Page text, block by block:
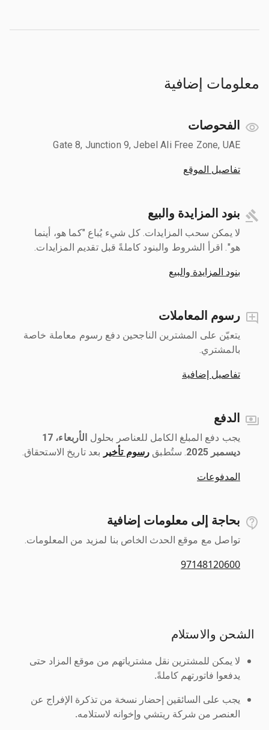
معلومات إضافية
الفحوصات
Gate 8, Junction 9, Jebel Ali Free Zone, UAE
تفاصيل الموقع
بنود المزايدة والبيع
لا يمكن سحب المزايدات. كل شيء يُباع "كما هو، أينما
هو". اقرأ الشروط والبنود كاملةً قبل تقديم المزايدات.
بنود المزايدة والبيع
رسوم المعاملات
يتعيّن على المشترين الناجحين دفع رسوم معاملة خاصة
بالمشتري.
تفاصيل إضافية
الدفع
يجب دفع المبلغ الكامل للعناصر بحلول ‎
الأربعاء، 17
ديسمبر 2025
‎. ستُطبق رسوم تأخير بعد تاريخ الاستحقاق.
المدفوعات
بحاجة إلى معلومات إضافية
تواصل مع موقع الحدث الخاص بنا لمزيد من المعلومات.
97148120600
الشحن والاستلام
لا يمكن للمشترين نقل مشترياتهم من موقع المزاد حتى
يدفعوا فاتورتهم كاملةً.
يجب على السائقين إحضار نسخة من تذكرة الإفراج عن
العنصر من شركة ريتشي وإخوانه لاستلامه.